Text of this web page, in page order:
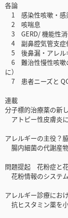
各論
1 感染性咳嗽・感
2 咳喘息
3 GERD/ 機能性消
4 副鼻腔気管支症
5 後鼻漏・アレル
6 難治性慢性咳嗽
に）
7 患者ニーズと
連載
分子標的治療薬の新
アトピー性皮膚炎
アレルギーの主役
腸内細菌の代謝産
問題提起 花粉症と花
花粉情報のシステ
アレルギー診療にお
抗ヒスタミン薬を